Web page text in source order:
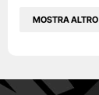
MOSTRA ALTRO